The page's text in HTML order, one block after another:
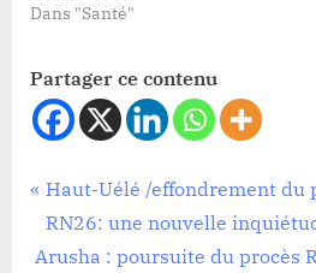
Dans "Santé"
Partager ce contenu
Santé
Navigation
de
P
r
e
Haut-Uélé /effondrement du
RN26: une nouvelle
N
Arusha : poursuite du procès